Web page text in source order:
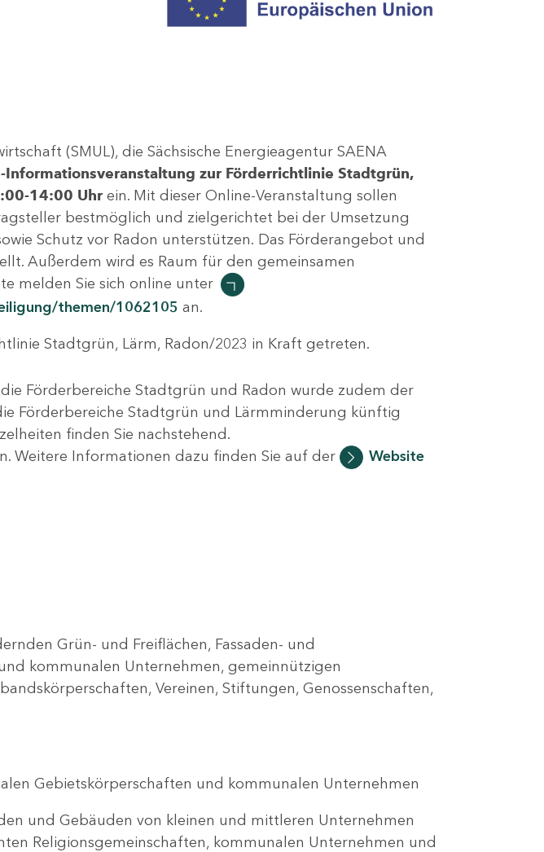
(SMUL), die Sächsische Energieagentur SAENA
Informationsveranstaltung zur Förderrichtlinie Stadtgrün,
14:00 Uhr ein. Mit dieser Online-Veranstaltung sollen
bestmöglich und zielgerichtet bei der Umsetzung
Schutz vor Radon unterstützen. Das Förderangebot und
Außerdem wird es Raum für den gemeinsamen
melden Sie sich online unter
themen/1062105 an.
Stadtgrün, Lärm, Radon/2023 in Kraft getreten.
Förderbereiche Stadtgrün und Radon wurde zudem der
Förderbereiche Stadtgrün und Lärmminderung künftig
finden Sie nachstehend.
Weitere Informationen dazu finden Sie auf der
Website
Grün- und Freiflächen, Fassaden- und
kommunalen Unternehmen, gemeinnützigen
Vereinen, Stiftungen, Genossenschaften,
Gebietskörperschaften und kommunalen Unternehmen
und Gebäuden von kleinen und mittleren Unternehmen
Religionsgemeinschaften, kommunalen Unternehmen und